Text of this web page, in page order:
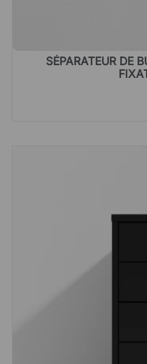
SÉPARATEUR DE